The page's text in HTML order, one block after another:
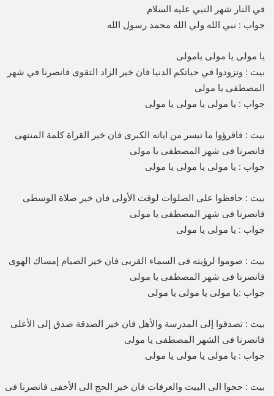
في النار شهر النبي عليه السلام
جواب : نبي الله ولي الله محمد رسول الله
يا مولى يا مولى يامولى
بيت : وتزودوا في حياتكم الدنيا فان خير الزاد التقوى فانصرنا في شهر
المصطفى يا مولى
جواب : يا مولى يا مولى يا مولى
بيت : فاقرؤوا ما تيسر من اياته الكبرى فان خير القراة كلمة المنتهى
فانصرنا فى شهر المصطفى يا مولى
جواب : يا مولى يا مولى يا مولى
بيت : حافظوا على الصلوات لوقت الأولى فان خير صلاة الوسطى
فانصرنا فى شهر المصطفى يا مولى
جواب : يا مولى يا مولى
بيت : صوموا لرؤيته فى السماء القربى فان خير الصيام إمساك الهوى
فانصرنا فى شهر المصطفى يا مولى
جواب :يا مولى يا مولى يا مولى
بيت : تصدقوا إلى المدرسة والأهل فان خير الصدقة صدق إلى الأعلى
فانصرنا فى الشهر المصطفى يا مولى
جواب : يا مولى يا مولى يا مولى
بيت : حجوا الى البيت والعرفات فان خير الحج الى الأخفى فانصرنا فى